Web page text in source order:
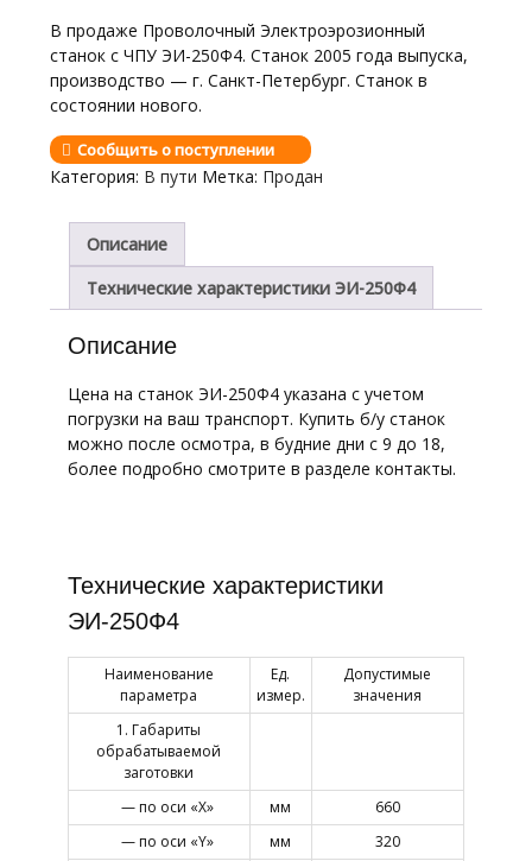
В продаже Проволочный Электроэрозионный
станок с ЧПУ ЭИ-250Ф4. Станок 2005 года выпуска,
производство — г. Санкт-Петербург. Станок в
состоянии нового.
Сообщить о поступлении
Категория: В пути Метка: Продан
Описание
Технические характеристики ЭИ-250Ф4
Описание
Цена на станок ЭИ-250Ф4 указана с учетом
погрузки на ваш транспорт. Купить б/у станок
можно после осмотра, в будние дни с 9 до 18,
более подробно смотрите в разделе контакты.
Технические характеристики
ЭИ-250Ф4
Наименование
параметра
Ед.
измер.
Допустимые
значения
1. Габариты
обрабатываемой
заготовки
— по оси «Х»
мм
660
— по оси «Y»
мм
320